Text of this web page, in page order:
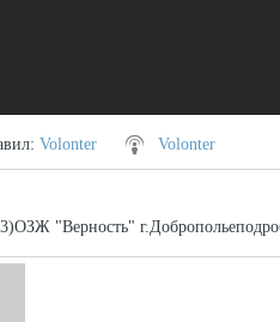
: Volonter Volonter
"Верность"